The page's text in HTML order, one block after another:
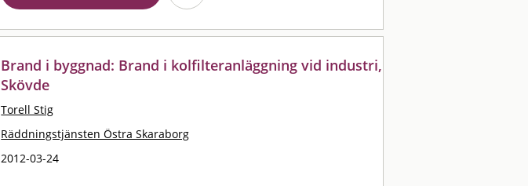
Brand i byggnad: Brand i kolfilteranläggning vid industri,
Skövde
Torell Stig
Räddningstjänsten Östra Skaraborg
2012-03-24